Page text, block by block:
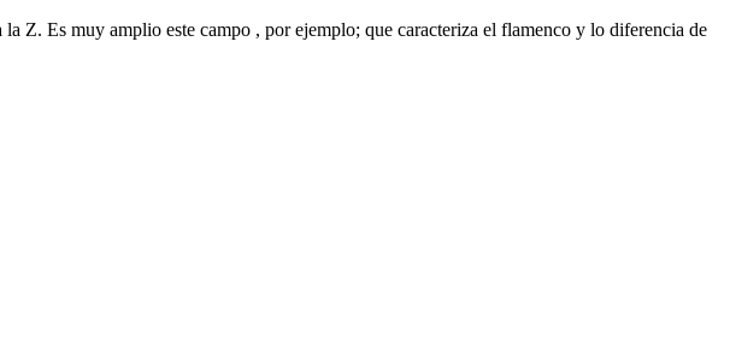
para
Z. Es muy amplio este campo , por ejemplo; que caracteriza el flamenco y lo diferencia de